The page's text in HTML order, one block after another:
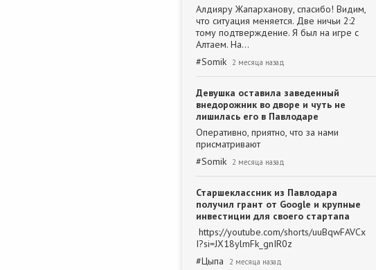
Алдияру Жапарханову, спасибо! Видим,
что ситуация меняется. Две ничьи 2:2
тому подтверждение. Я был на игре с
Алтаем. На…
#Somik 2 месяца назад
Девушка оставила заведенный
внедорожник во дворе и чуть не
лишилась его в Павлодаре
Оперативно, приятно, что за нами
присматривают
#Somik 2 месяца назад
Старшеклассник из Павлодара
получил грант от Google и крупные
инвестиции для своего стартапа
https://youtube.com/shorts/uuBqwFAVCx
I?si=JX18ylmFk_gnIR0z
#Цыпа 2 месяца назад